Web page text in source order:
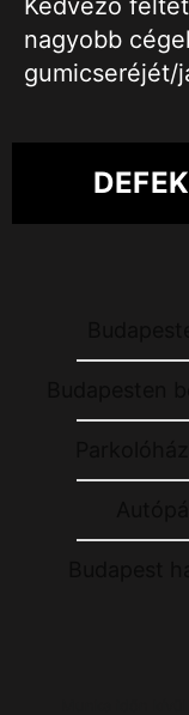
nagyobb
gumicseréjét/